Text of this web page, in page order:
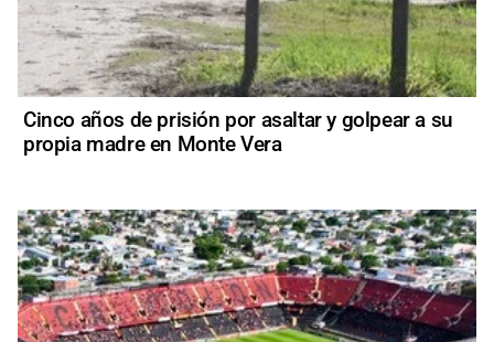
Cinco años de prisión por asaltar y golpear a su
propia madre en Monte Vera